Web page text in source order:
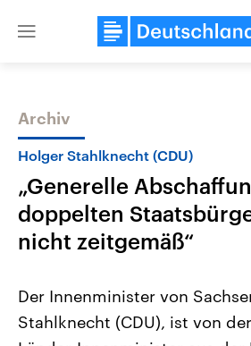
Close
Themen
2026
Alle Informationen
Archiv
Holger Stahlknecht (CDU)
„Generelle
doppelten
nicht zeitgemäß“
Der Innenminister von
Stahlknecht (CDU), ist von